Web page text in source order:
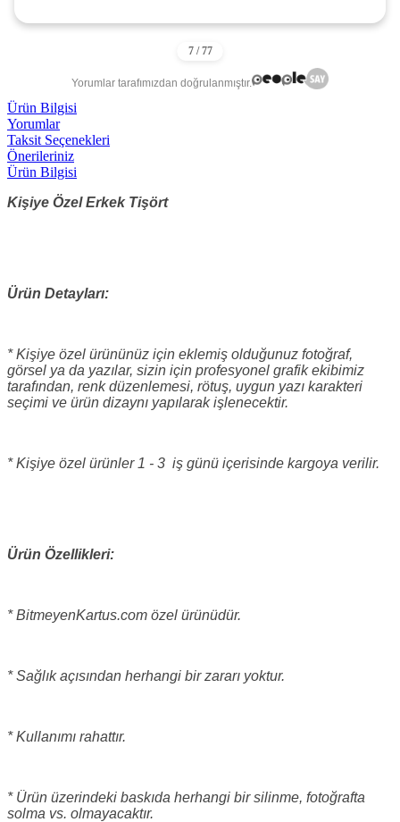
Yorumlar tarafımızdan doğrulanmıştır.
Ürün Bilgisi
Yorumlar
Taksit Seçenekleri
Önerileriniz
Ürün Bilgisi
Kişiye Özel Erkek Tişört
Ürün Detayları:
* Kişiye özel ürününüz için eklemiş olduğunuz fotoğraf,
görsel ya da yazılar, sizin için profesyonel grafik ekibimiz
tarafından, renk düzenlemesi, rötuş, uygun yazı karakteri
seçimi ve ürün dizaynı yapılarak işlenecektir.
* Kişiye özel ürünler 1 - 3 iş günü içerisinde kargoya verilir.
Ürün Özellikleri:
* BitmeyenKartus.com özel ürünüdür.
* Sağlık açısından herhangi bir zararı yoktur.
* Kullanımı rahattır.
* Ürün üzerindeki baskıda herhangi bir silinme, fotoğrafta
solma vs. olmayacaktır.